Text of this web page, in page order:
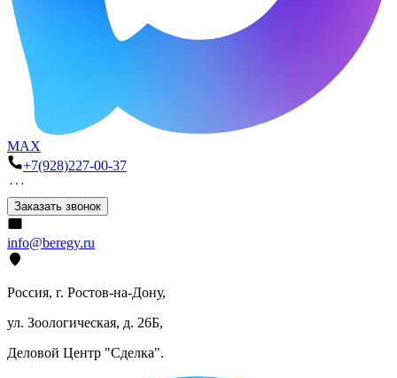
MAX
+7(928)227-00-37
Заказать звонок
info@beregy.ru
Россия, г. Ростов-на-Дону,
ул. Зоологическая, д. 26Б,
Деловой Центр "Сделка".